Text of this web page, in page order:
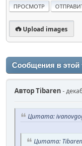
Upload images
Сообщения в этой
АвторTibaren -
Цитата:
Цитата: